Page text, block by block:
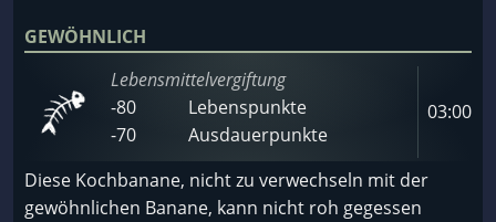
GEWÖHNLICH
Lebensmittelvergiftung
-80
Lebenspunkte
-70
Ausdauerpunkte
03:00
Diese Kochbanane, nicht zu verwechseln mit der
gewöhnlichen Banane, kann nicht roh gegessen